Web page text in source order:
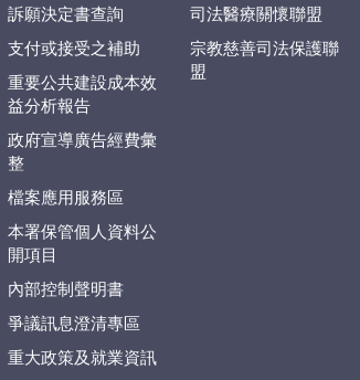
訴願決定書查詢
支付或接受之補助
重要公共建設成本效
益分析報告
政府宣導廣告經費彙
整
檔案應用服務區
本署保管個人資料公
開項目
內部控制聲明書
爭議訊息澄清專區
重大政策及就業資訊
司法醫療關懷聯盟
宗教慈善司法保護聯
盟